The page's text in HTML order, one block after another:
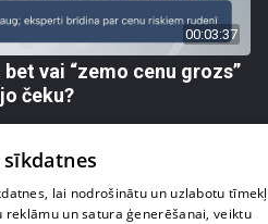
00:03:37
vai “zemo cenu grozs”
čeku?
lai nodrošinātu un uzlabotu
un satura ģenerēšanai, veiktu